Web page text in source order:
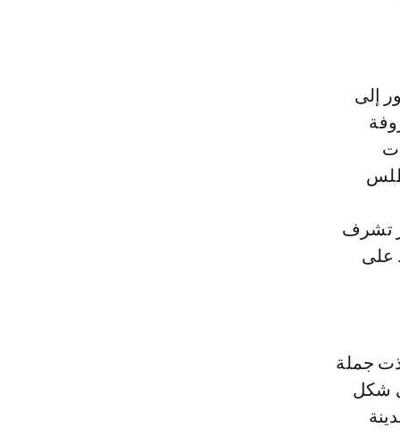
إلى
تشرف
على
جملة
شكل